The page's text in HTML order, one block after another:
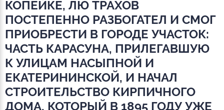
КОПЕЙКЕ, ЛЮ ТРАХОВ
ПОСТЕПЕННО РАЗБОГАТЕЛ И СМОГ
ПРИОБРЕСТИ В ГОРОДЕ УЧАСТОК:
ЧАСТЬ КАРАСУНА, ПРИЛЕГАВШУЮ
К УЛИЦАМ НАСЫПНОЙ И
ЕКАТЕРИНИНСКОЙ, И НАЧАЛ
СТРОИТЕЛЬСТВО КИРПИЧНОГО
ДОМА, КОТОРЫЙ В 1895 ГОДУ УЖЕ